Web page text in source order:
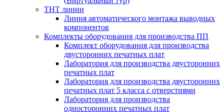
THT линии
Линия автоматического монтажа выводных
компонентов
Комплекты оборудования для производства ПП
Комплект оборудования для производства
двусторонних печатных плат
Лаборатория для производства двусторонних
печатных плат
Лаборатория для производства двусторонних
печатных плат 5 класса с отверстиями
Лаборатория для производства
односторонних печатных плат